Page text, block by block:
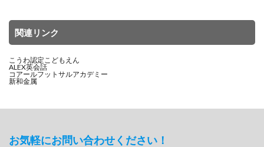
関連リンク
こうわ認定こどもえん
ALEX英会話
コアールフットサルアカデミー
新和金属
お気軽にお問い合わせください！